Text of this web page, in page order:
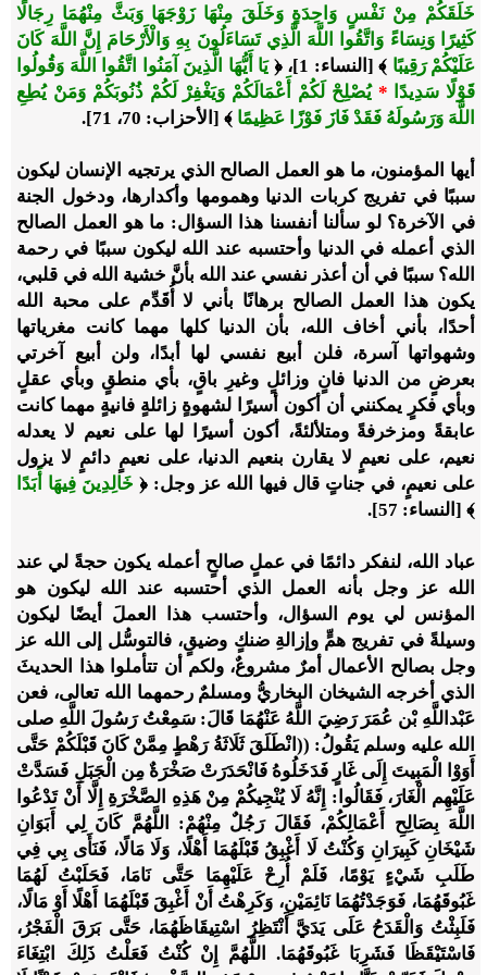
خَلَقَكُمْ مِنْ نَفْسٍ وَاحِدَةٍ وَخَلَقَ مِنْهَا زَوْجَهَا وَبَثَّ مِنْهُمَا رِجَالًا
كَثِيرًا وَنِسَاءً وَاتَّقُوا اللَّهَ الَّذِي تَسَاءَلُونَ بِهِ وَالْأَرْحَامَ إِنَّ اللَّهَ كَانَ
عَلَيْكُمْ رَقِيبًا ﴾ [النساء: 1]، ﴿
يَا أَيُّهَا الَّذِينَ آمَنُوا اتَّقُوا اللَّهَ وَقُولُوا
قَوْلًا سَدِيدًا * يُصْلِحْ لَكُمْ أَعْمَالَكُمْ وَيَغْفِرْ لَكُمْ ذُنُوبَكُمْ وَمَنْ يُطِعِ
اللَّهَ وَرَسُولَهُ فَقَدْ فَازَ فَوْزًا عَظِيمًا ﴾ [الأحزاب: 70، 71].
أيها المؤمنون، ما هو العمل الصالح الذي يرتجيه الإنسان ليكون
سببًا في تفريج كربات الدنيا وهمومها وأكدارها، ودخول الجنة
في الآخرة؟ لو سألنا أنفسنا هذا السؤال: ما هو العمل الصالح
الذي أعمله في الدنيا وأحتسبه عند الله ليكون سببًا في رحمة
الله؟ سببًا في أن أعذر نفسي عند الله بأنَّ خشية الله في قلبي،
يكون هذا العمل الصالح برهانًا بأني لا أُقَدِّم على محبة الله
أحدًا، بأني أخاف الله، بأن الدنيا كلها مهما كانت مغرياتها
وشهواتها آسرة، فلن أبيع نفسي لها أبدًا، ولن أبيع آخرتي
بعرضٍ من الدنيا فانٍ وزائلٍ وغيرِ باقٍ، بأي منطقٍ وبأي عقلٍ
وبأي فكرٍ يمكنني أن أكون أسيرًا لشهوةٍ زائلةٍ فانيةٍ مهما كانت
عابقةً ومزخرفةً ومتلألئةً، أكون أسيرًا لها على نعيم لا يعدله
نعيم، على نعيمٍ لا يقارن بنعيم الدنيا، على نعيمٍ دائمٍ لا يزول
على نعيمٍ، في جناتٍ قال فيها الله عز وجل: ﴿ خَالِدِينَ فِيهَا أَبَدًا
﴾ [النساء: 57].
عباد الله، لنفكر دائمًا في عملٍ صالحٍ أعمله يكون حجةً لي عند
الله عز وجل بأنه العمل الذي أحتسبه عند الله ليكون هو
المؤنس لي يوم السؤال، وأحتسب هذا العملَ أيضًا ليكون
وسيلةً في تفريج همٍّ وإزالةِ ضنكٍ وضيقٍ، فالتوسُّل إلى الله عز
وجل بصالح الأعمال أمرٌ مشروعٌ، ولكم أن تتأملوا هذا الحديثَ
الذي أخرجه الشيخان البخاريُّ ومسلمٌ رحمهما الله تعالى، فعن
عَبْداللَّهِ بْن عُمَرَ رَضِيَ اللَّهُ عَنْهُمَا قَالَ: سَمِعْتُ رَسُولَ اللَّهِ صلى
الله عليه وسلم يَقُولُ: ((انْطَلَقَ ثَلَاثَةُ رَهْطٍ مِمَّنْ كَانَ قَبْلَكُمْ حَتَّى
أَوَوْا الْمَبِيتَ إِلَى غَارٍ فَدَخَلُوهُ فَانْحَدَرَتْ صَخْرَةٌ مِن الْجَبَلِ فَسَدَّتْ
عَلَيْهِم الْغَارَ، فَقَالُوا: إِنَّهُ لَا يُنْجِيكُمْ مِنْ هَذِهِ الصَّخْرَةِ إِلَّا أَنْ تَدْعُوا
اللَّهَ بِصَالِحِ أَعْمَالِكُمْ، فَقَالَ رَجُلٌ مِنْهُمْ: اللَّهُمَّ كَانَ لِي أَبَوَانِ
شَيْخَانِ كَبِيرَانِ وَكُنْتُ لَا أَغْبِقُ قَبْلَهُمَا أَهْلًا، وَلَا مَالًا، فَنَأَى بِي فِي
طَلَبِ شَيْءٍ يَوْمًا، فَلَمْ أُرِحْ عَلَيْهِمَا حَتَّى نَامَا، فَحَلَبْتُ لَهُمَا
غَبُوقَهُمَا، فَوَجَدْتُهُمَا نَائِمَيْنِ، وَكَرِهْتُ أَنْ أَغْبِقَ قَبْلَهُمَا أَهْلًا أَوْ مَالًا،
فَلَبِثْتُ وَالْقَدَحُ عَلَى يَدَيَّ أَنْتَظِرُ اسْتِيقَاظَهُمَا، حَتَّى بَرَقَ الْفَجْرُ،
فَاسْتَيْقَظَا فَشَرِبَا غَبُوقَهُمَا. اللَّهُمَّ إِنْ كُنْتُ فَعَلْتُ ذَلِكَ ابْتِغَاءَ